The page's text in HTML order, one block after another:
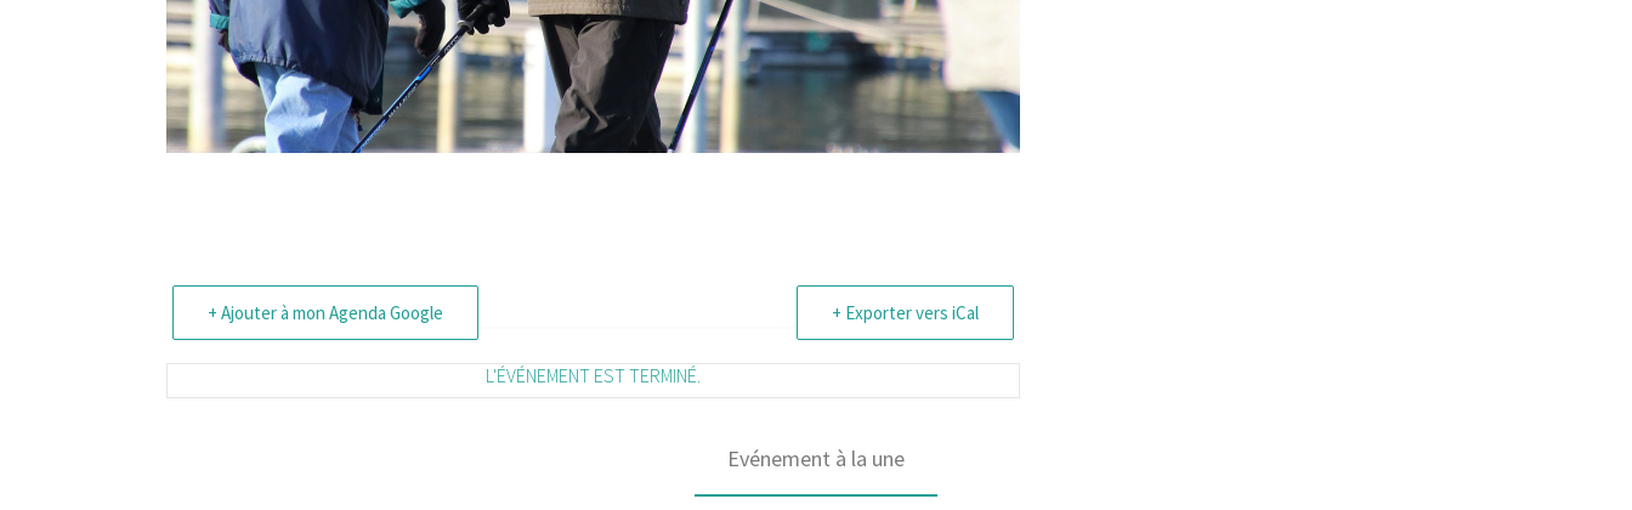
+ Ajouter à mon Agenda Google + Exporter vers iCal
L'ÉVÉNEMENT EST TERMINÉ.
Evénement à la une